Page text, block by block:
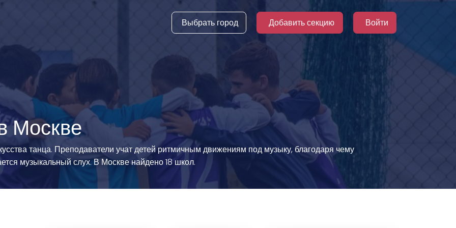
виды
спорт
спорта
Выбрать город Добавить секцию Войти
Москве
танца. Преподаватели учат детей ритмичным движениям под музыку, благодаря чему
музыкальный слух. В Москве найдено 18 школ.